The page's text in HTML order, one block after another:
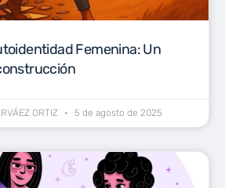
Femenina: Un
ORTIZ 5 de agosto de 2025